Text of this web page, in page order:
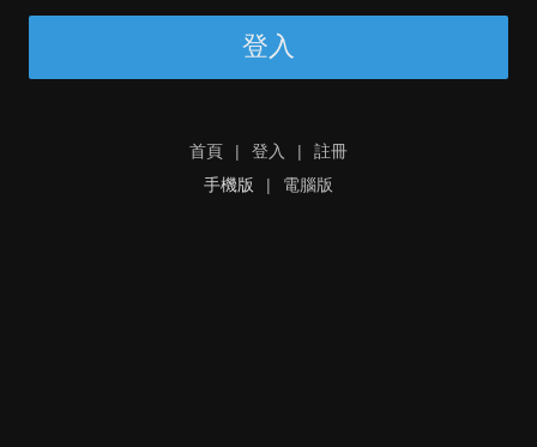
登入
首頁 | 登入 |
註冊
手機版
| 電腦版